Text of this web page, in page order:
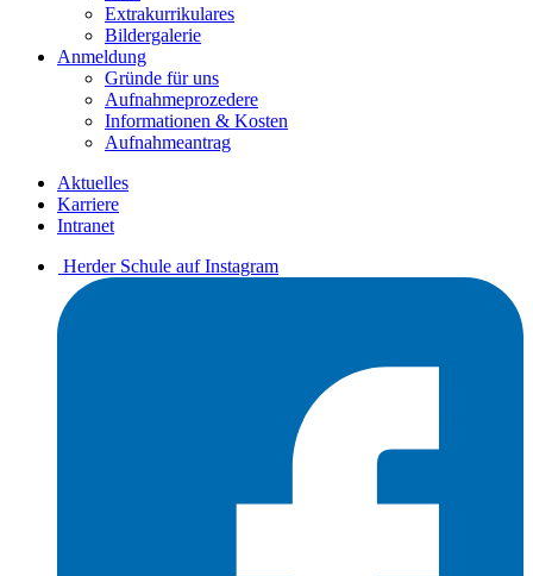
Extrakurrikulares
Bildergalerie
Anmeldung
Gründe für uns
Aufnahmeprozedere
Informationen & Kosten
Aufnahmeantrag
Aktuelles
Karriere
Intranet
Herder Schule auf Instagram